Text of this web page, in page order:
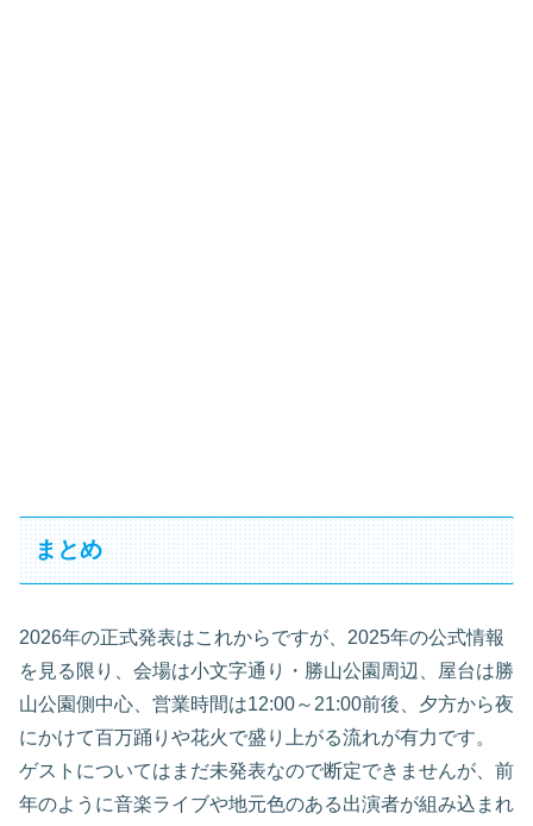
まとめ
2026年の正式発表はこれからですが、2025年の公式情報
を見る限り、会場は小文字通り・勝山公園周辺、屋台は勝
山公園側中心、営業時間は12:00～21:00前後、夕方から夜
にかけて百万踊りや花火で盛り上がる流れが有力です。
ゲストについてはまだ未発表なので断定できませんが、前
年のように音楽ライブや地元色のある出演者が組み込まれ